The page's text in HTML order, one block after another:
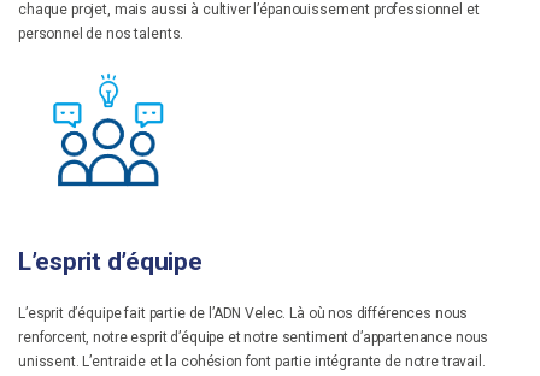
chaque projet, mais aussi à cultiver l’épanouissement professionnel et
personnel de nos talents.
L’esprit d’équipe
L’esprit d’équipe fait partie de l’ADN Velec. Là où nos différences nous
renforcent, notre esprit d’équipe et notre sentiment d’appartenance nous
unissent. L’entraide et la cohésion font partie intégrante de notre travail.